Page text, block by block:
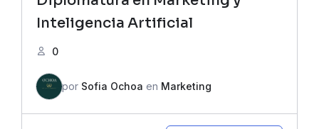
Inteligencia Artificial
0
por Sofia Ochoa en Marketing